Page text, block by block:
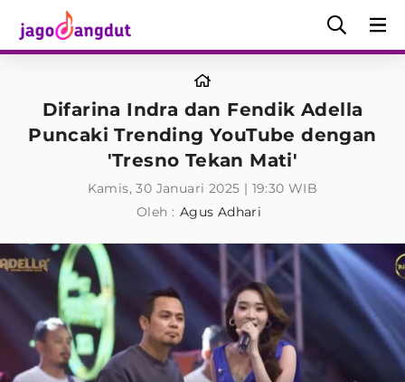
Difarina Indra dan Fendik Adella
Puncaki Trending YouTube dengan
'Tresno Tekan Mati'
Kamis, 30 Januari 2025 | 19:30 WIB
Oleh : Agus Adhari